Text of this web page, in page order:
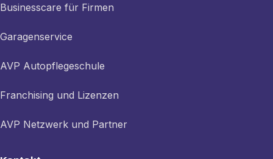
Businesscare für Firmen
Garagenservice
AVP Autopflegeschule
Franchising und Lizenzen
AVP Netzwerk und Partner